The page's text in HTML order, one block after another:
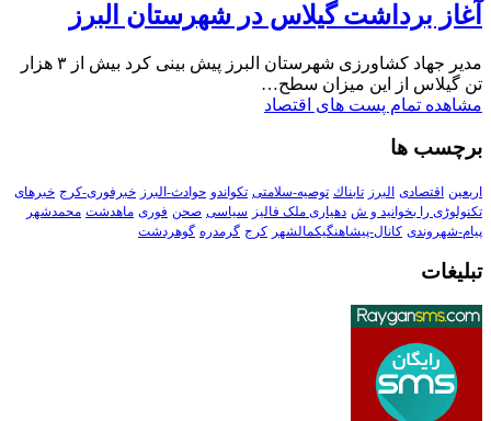
آغاز برداشت گیلاس در شهرستان البرز
مدیر جهاد کشاورزی شهرستان البرز پیش بینی کرد بیش از ۳ هزار
تن گیلاس از این میزان سطح…
مشاهده تمام پست های اقتصاد
برچسب ها
اربعین اقتصادی البرز تابناك توصیه-سلامتی تکواندو حوادث-البرز خبرفوری-کرج خبرهای
تکنولوڑی را بخوانید و ش دهیاری ملک فالیز سیاسی صحن فوری ماهدشت محمدشهر
پیام-شهروندی کانال-پیشاهنگیکمالشهر کرج گرمدره گوهردشت
تبلیغات